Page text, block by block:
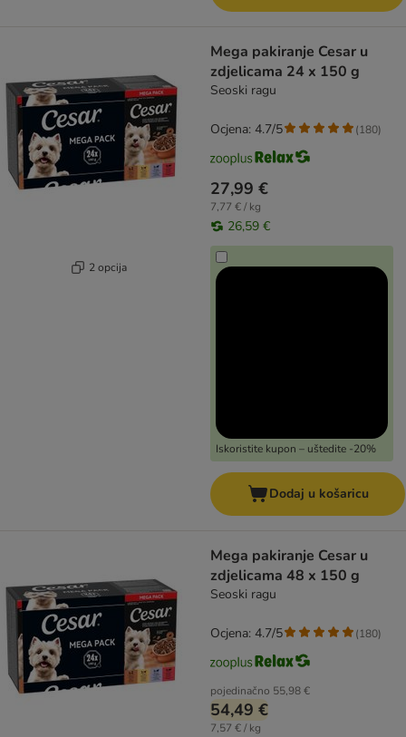
2 opcija
Mega pakiranje Cesar u
zdjelicama 24 x 150 g
Seoski ragu
27,99 €
7,77 € / kg
26,59 €
Iskoristite kupon – uštedite -20%
Ocjena: 4.7/5 (180)
Dodaj u košaricu
Mega pakiranje Cesar u
zdjelicama 48 x 150 g
Seoski ragu
pojedinačno 55,98 €
54,49 €
7,57 € / kg
Ocjena: 4.7/5 (180)